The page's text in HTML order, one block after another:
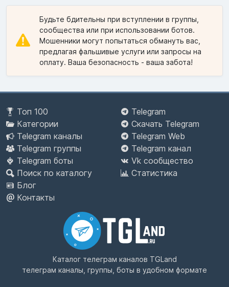
Будьте бдительны при вступлении в группы,
сообщества или при использовании ботов.
Мошенники могут попытаться обмануть вас,
предлагая фальшивые услуги или запросы на
оплату. Ваша безопасность - ваша забота!
Топ 100
Категории
Telegram каналы
Telegram группы
Telegram боты
Поиск по каталогу
Блог
Контакты
Telegram
Скачать Telegram
Telegram Web
Telegram канал
Vk сообщество
Статистика
Каталог телеграм каналов TGLand
телеграм каналы, группы, боты в удобном формате